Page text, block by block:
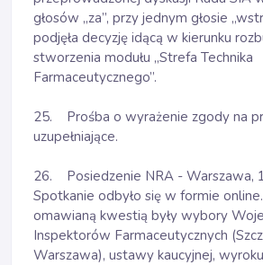
głosów „za”, przy jednym głosie
podjęła decyzję idącą w kierunku
stworzenia modułu „Strefa Technika
Farmaceutycznego”.
25. Prośba o wyrażenie zgody na
uzupełniające.
26. Posiedzenie NRA - Warszawa,
Spotkanie odbyło się w formie
omawianą kwestią były wybory
Inspektorów Farmaceutycznych
Warszawa), ustawy kaucyjnej,